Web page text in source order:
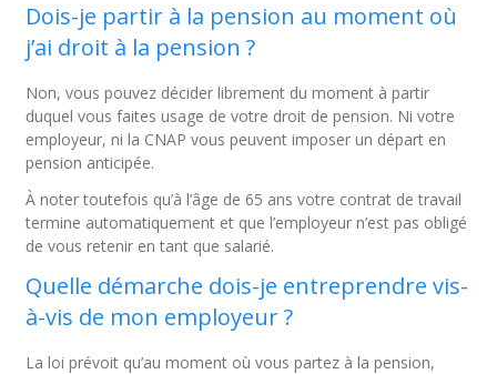
Dois-je partir à la pension au moment où
j’ai droit à la pension ?
Non, vous pouvez décider librement du moment à partir
duquel vous faites usage de votre droit de pension. Ni votre
employeur, ni la CNAP vous peuvent imposer un départ en
pension anticipée.
À noter toutefois qu’à l’âge de 65 ans votre contrat de travail
termine automatiquement et que l’employeur n’est pas obligé
de vous retenir en tant que salarié.
Quelle démarche dois-je entreprendre vis-
à-vis de mon employeur ?
La loi prévoit qu’au moment où vous partez à la pension,